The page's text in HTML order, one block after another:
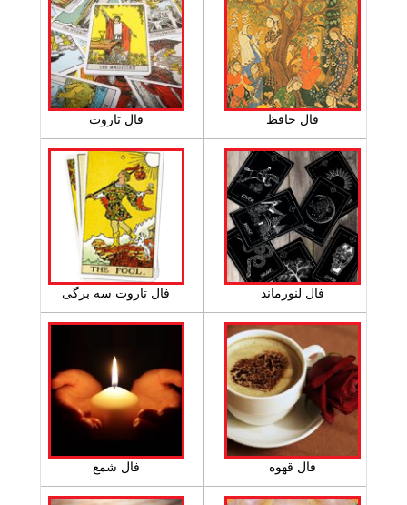
فال حافظ فال تاروت
فال لنورماند فال تاروت سه برگی
فال قهوه فال شمع